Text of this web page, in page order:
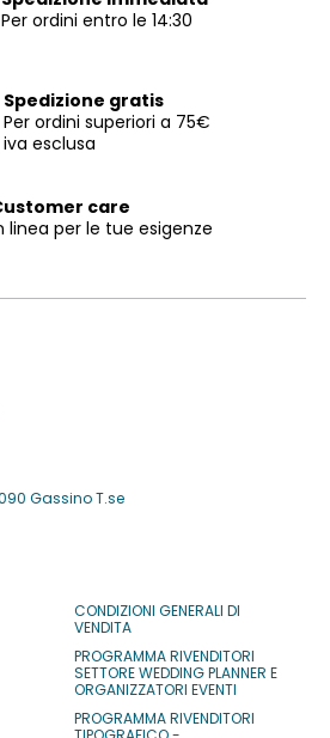
Per ordini entro le 14:30
Spedizione gratis
Per ordini superiori a 75€
iva esclusa
care
linea per le tue esigenze
Gassino T.se
CONDIZIONI GENERALI DI
VENDITA
PROGRAMMA RIVENDITORI
SETTORE WEDDING PLANNER E
ORGANIZZATORI EVENTI
PROGRAMMA RIVENDITORI